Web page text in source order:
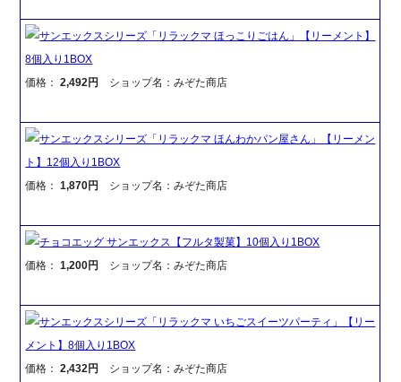
サンエックスシリーズ「リラックマ ほっこりごはん」【リーメント】
8個入り1BOX
価格：2,492円 ショップ名：みぞた商店
サンエックスシリーズ「リラックマ ほんわかパン屋さん」【リーメン
ト】12個入り1BOX
価格：1,870円 ショップ名：みぞた商店
チョコエッグ サンエックス【フルタ製菓】10個入り1BOX
価格：1,200円 ショップ名：みぞた商店
サンエックスシリーズ「リラックマ いちごスイーツパーティ」【リー
メント】8個入り1BOX
価格：2,432円 ショップ名：みぞた商店